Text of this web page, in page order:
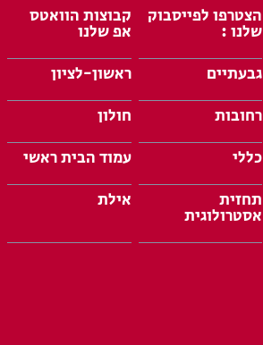
הצטרפו לפייסבוק
שלנו :
קבוצות הוואטס
אפ שלנו
גבעתיים
ראשון-לציון
רחובות
חולון
כללי
עמוד הבית ראשי
תחזית
אסטרולוגית
אילת